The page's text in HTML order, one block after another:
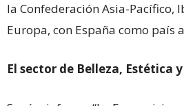
la Confederación Asia-Pacífico,
Europa, con España como país
El sector de Belleza, Estética